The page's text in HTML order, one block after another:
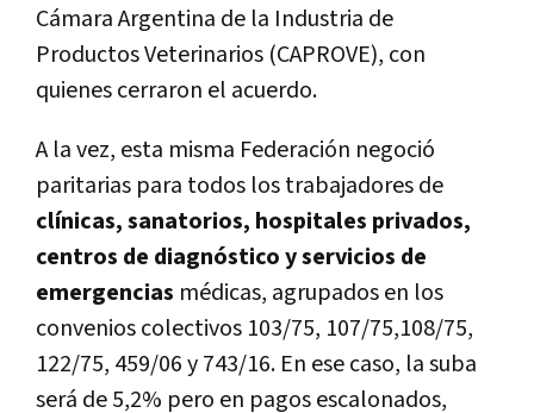
Cámara Argentina de la Industria de
Productos Veterinarios (CAPROVE), con
quienes cerraron el acuerdo.
A la vez, esta misma Federación negoció
paritarias para todos los trabajadores de
clínicas, sanatorios, hospitales privados,
centros de diagnóstico y servicios de
emergencias médicas, agrupados en los
convenios colectivos 103/75, 107/75,108/75,
122/75, 459/06 y 743/16. En ese caso, la suba
será de 5,2% pero en pagos escalonados,